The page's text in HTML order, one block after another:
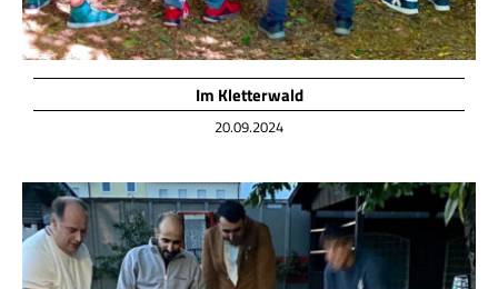
Im Kletterwald
20.09.2024